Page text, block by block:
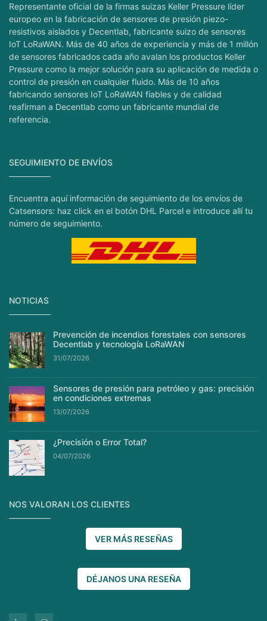
Representante oficial de la firmas suizas Keller Pressure líder
europeo en la fabricación de sensores de presión piezo-
resistivos aislados y Decentlab, fabricante suizo de sensores
IoT LoRaWAN. Más de 40 años de experiencia y más de 1 millón
de sensores fabricados cada año avalan los productos Keller
Pressure como la mejor solución para su aplicación de medida o
control de presión en cualquier fluido. Más de 10 años
fabricando sensores IoT LoRaWAN fiables y de calidad
reafirman a Decentlab como un fabricante mundial de
referencia.
SEGUIMIENTO DE ENVÍOS
Encuentra aquí información de seguimiento de los envíos de
Catsensors: haz click en el botón DHL Parcel e introduce allí tu
número de seguimiento.
NOTICIAS
Prevención de incendios forestales con sensores
Decentlab y tecnología LoRaWAN
31/07/2026
Sensores de presión para petróleo y gas: precisión
en condiciones extremas
13/07/2026
¿Precisión o Error Total?
04/07/2026
NOS VALORAN LOS CLIENTES
VER MÁS RESEÑAS
DÉJANOS UNA RESEÑA